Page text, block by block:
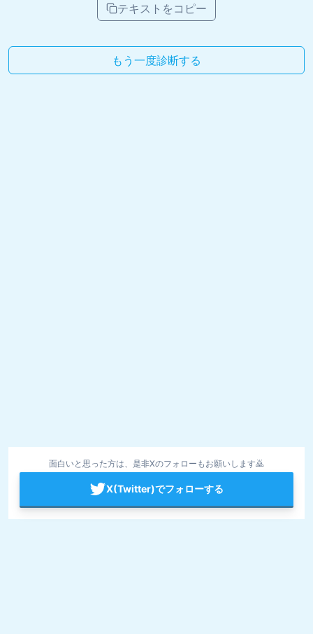
テキストをコピー
もう一度診断する
面白いと思った方は、是非Xのフォローもお願いします🙇
X(Twitter)でフォローする